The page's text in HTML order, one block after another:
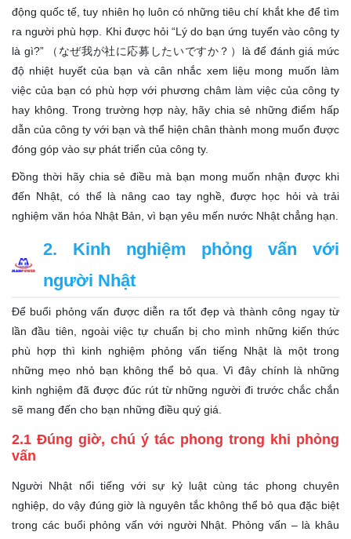
động quốc tế, tuy nhiên họ luôn có những tiêu chí khắt khe để tìm
ra người phù hợp. Khi được hỏi “Lý do bạn ứng tuyển vào công ty
là gì?” （なぜ我が社に応募したいですか？）là để đánh giá mức
độ nhiệt huyết của bạn và cân nhắc xem liệu mong muốn làm
việc của bạn có phù hợp với phương châm làm việc của công ty
hay không. Trong trường hợp này, hãy chia sẻ những điểm hấp
dẫn của công ty với bạn và thể hiện chân thành mong muốn được
đóng góp vào sự phát triển của công ty.
Đồng thời hãy chia sẻ điều mà bạn mong muốn nhận được khi
đến Nhật, có thể là nâng cao tay nghề, được học hỏi và trải
nghiệm văn hóa Nhật Bản, vì bạn yêu mến nước Nhật chẳng hạn.
2. Kinh nghiệm phỏng vấn với
người Nhật
Để buổi phỏng vấn được diễn ra tốt đẹp và thành công ngay từ
lần đầu tiên, ngoài việc tự chuẩn bị cho mình những kiến thức
phù hợp thì kinh nghiệm phỏng vấn tiếng Nhật là một trong
những mẹo nhỏ bạn không thể bỏ qua. Vì đây chính là những
kinh nghiệm đã được đúc rút từ những người đi trước chắc chắn
sẽ mang đến cho bạn những điều quý giá.
2.1 Đúng giờ, chú ý tác phong trong khi phỏng
vấn
Người Nhật nổi tiếng với sự kỷ luật cùng tác phong chuyên
nghiệp, do vậy đúng giờ là nguyên tắc không thể bỏ qua đặc biệt
trong các buổi phỏng vấn với người Nhật. Phỏng vấn – là khâu